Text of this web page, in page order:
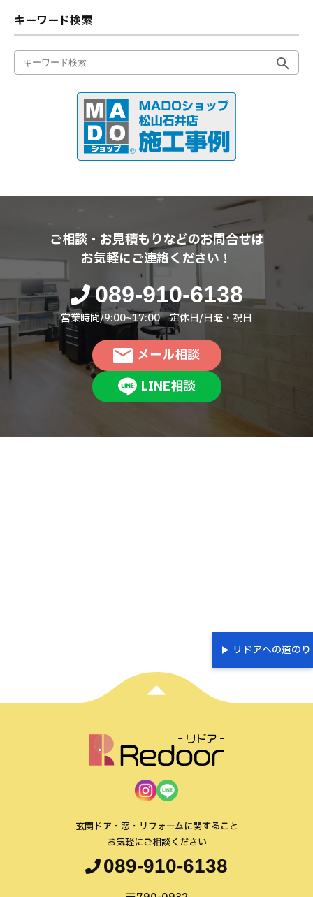
キーワード検索
ご相談・お見積もりなどのお問合せは
お気軽にご連絡ください！
089-910-6138
営業時間/9:00~17:00 定休日/日曜・祝日
メール相談
LINE相談
リドアへの道のり
玄関ドア・窓・リフォームに関すること
お気軽にご相談ください
089-910-6138